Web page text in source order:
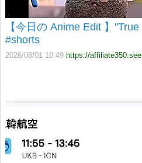
【今日の Anime Edit 】
#shorts
2026/08/01 10:49 https://